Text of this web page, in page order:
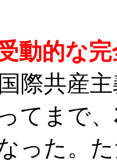
動的な
際共産
てまで、
った。